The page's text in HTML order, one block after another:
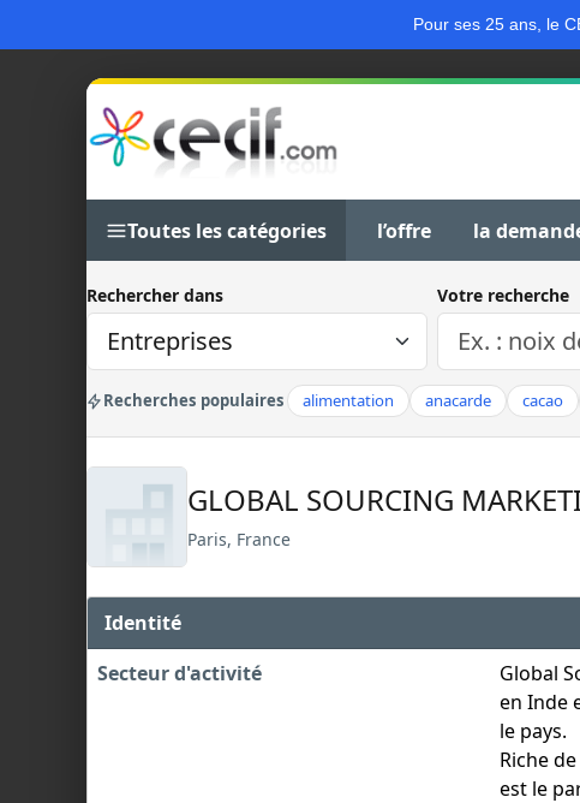
Pour ses 25 ans, le
Toutes les catégories l’offre la
Rechercher dans Votre recherche
Recherches populaires alimentation anacarde cacao
GLOBAL SOURCING
Paris, France
Identité
Secteur d'activité
Global
en Inde
le pays.
Riche
est le